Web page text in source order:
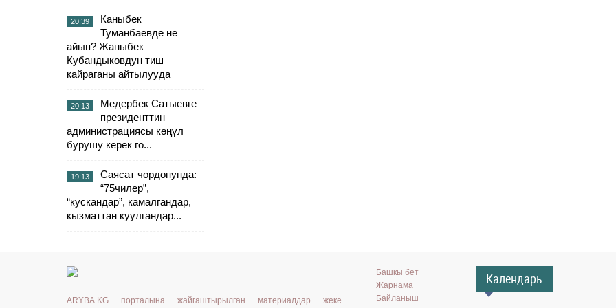
20:39
Каныбек
Туманбаевде не
айып? Жаныбек
Кубандыковдун тиш
кайраганы айтылууда
20:13
Медербек Сатыевге
президенттин
администрациясы көңүл
бурушу керек го...
19:13
Саясат чордонунда:
“75чилер”,
“кускандар”, камалгандар,
кызматтан куулгандар...
ARYBA.KG порталына жайгаштырылган материалдар жеке
Башкы бет
Жарнама
Байланыш
Календарь